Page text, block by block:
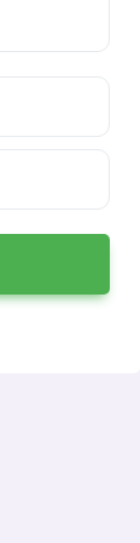
у вас